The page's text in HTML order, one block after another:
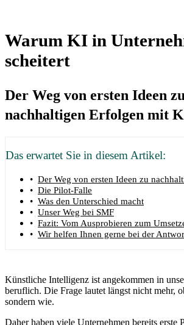
Warum KI in
scheitert
Der Weg von ersten Ideen zu
nachhaltigen Erfolgen mit
Das erwartet Sie in diesem Artikel:
Der Weg von ersten Ideen zu
Die Pilot-Falle
Was den Unterschied macht
Unser Weg bei SMF
Fazit: Vom Ausprobieren zum
Wir helfen Ihnen gerne bei der
Künstliche Intelligenz ist angekommen in
beruflich. Die Frage lautet längst nicht mehr,
sondern wie.
Daher haben viele Unternehmen bereits erste